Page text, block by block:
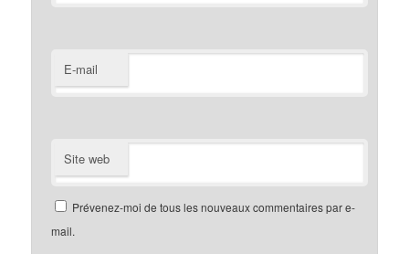
E-mail
Site web
Prévenez-moi de tous les nouveaux commentaires par e-
mail.